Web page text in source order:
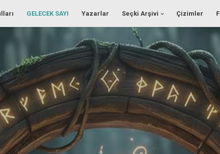
GELECEK SAYI Yazarlar Seçki Arşivi Çizimler